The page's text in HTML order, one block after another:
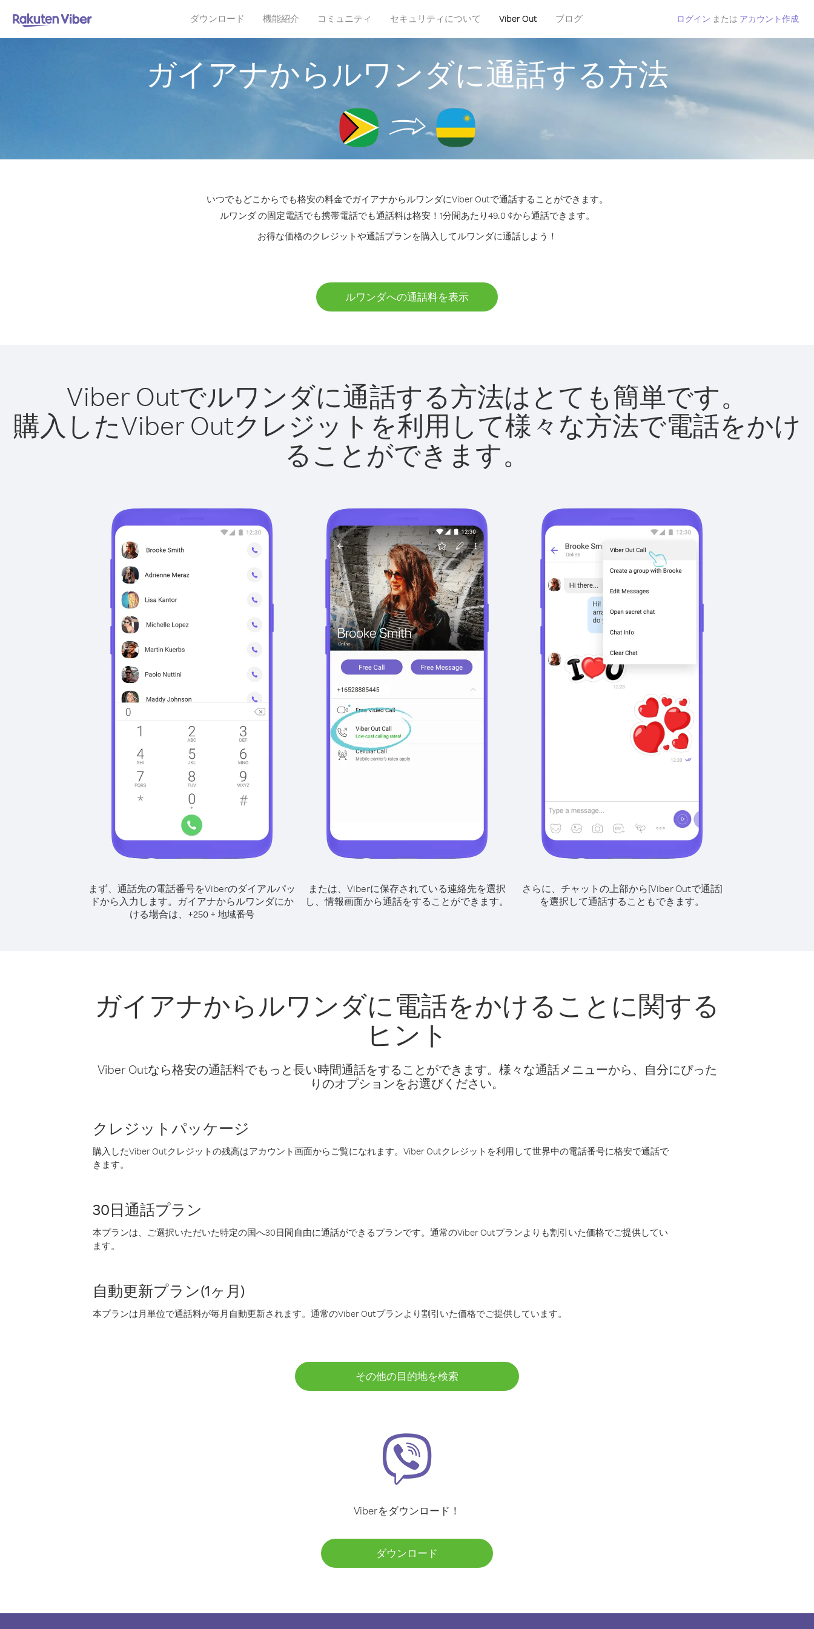
ダウンロード 機能紹介 コミュニティ セキュリティについて Viber Out ブログ ログイン または アカウント作成
ガイアナからルワンダに通話する方法
いつでもどこからでも格安の料金でガイアナからルワンダにViber Outで通話することができます。
ルワンダ の固定電話でも携帯電話でも通話料は格安！1分間あたり49.0 ¢から通話できます。
お得な価格のクレジットや通話プランを購入してルワンダに通話しよう！
ルワンダへの通話料を表示
Viber Outでルワンダに通話する方法はとても簡単です。
購入したViber Outクレジットを利用して様々な方法で電話をかけ
ることができます。
まず、通話先の電話番号をViberのダイアルパッ
ドから入力します。 ガイアナからルワンダにか
ける場合は、 +250 + 地域番号
または、Viberに保存されている連絡先を選択
し、情報画面から通話をすることができます。
さらに、チャットの上部から[Viber Outで通話]
を選択して通話することもできます。
ガイアナからルワンダに電話をかけることに関する
ヒント
Viber Outなら格安の通話料でもっと長い時間通話をすることができます。様々な通話メニューから、自分にぴった
りのオプションをお選びください。
クレジットパッケージ
購入したViber Outクレジットの残高はアカウント画面からご覧になれます。Viber Outクレジットを利用して世界中の電話番号に格安で通話で
きます。
30日通話プラン
本プランは、ご選択いただいた特定の国へ30日間自由に通話ができるプランです。通常のViber Outプランよりも割引いた価格でご提供してい
ます。
自動更新プラン(1ヶ月)
本プランは月単位で通話料が毎月自動更新されます。通常のViber Outプランより割引いた価格でご提供しています。
その他の目的地を検索
Viberをダウンロード！
ダウンロード